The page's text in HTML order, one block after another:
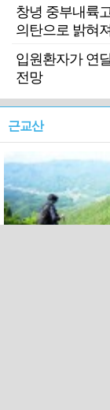
창녕 중부내륙
의탄으로 밝혀져
입원환자가 연
전망
근교산